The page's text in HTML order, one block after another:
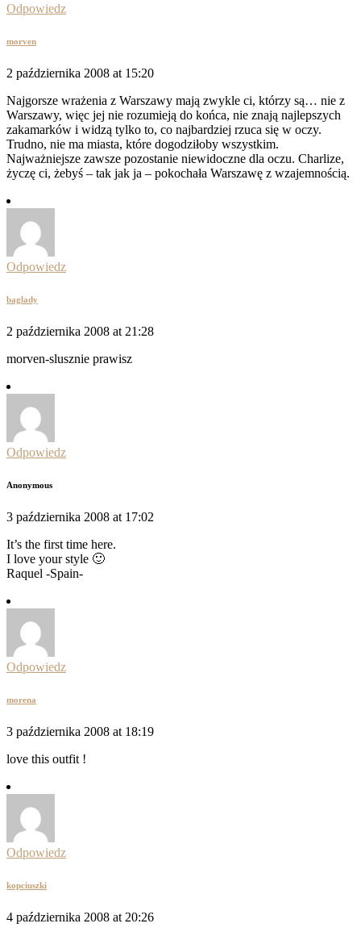
Odpowiedz
morven
2 października 2008 at 15:20
Najgorsze wrażenia z Warszawy mają zwykle ci, którzy są… nie z
Warszawy, więc jej nie rozumieją do końca, nie znają najlepszych
zakamarków i widzą tylko to, co najbardziej rzuca się w oczy.
Trudno, nie ma miasta, które dogodziłoby wszystkim.
Najważniejsze zawsze pozostanie niewidoczne dla oczu. Charlize,
życzę ci, żebyś – tak jak ja – pokochała Warszawę z wzajemnością.
Odpowiedz
baglady
2 października 2008 at 21:28
morven-slusznie prawisz
Odpowiedz
Anonymous
3 października 2008 at 17:02
It’s the first time here.
I love your style 🙂
Raquel -Spain-
Odpowiedz
morena
3 października 2008 at 18:19
love this outfit !
Odpowiedz
kopciuszki
4 października 2008 at 20:26